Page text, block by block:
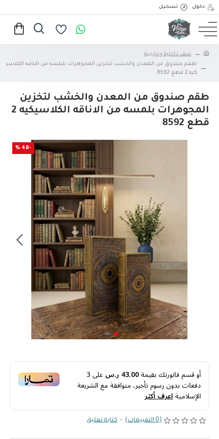
دخول تسجيل
تحف داخلية وخارجية
طقم صندوق من المعدن والخشب لتخزين المجوهرات بلمسه من الاناقه الكلاسي
كيه 2 قطع 8592
طقم صندوق من المعدن والخشب لتخزين
المجوهرات بلمسه من الاناقه الكلاسيكيه 2
قطع 8592
-48 %
أو قسم فاتورتك بقيمة43.00 ر.س على3
دفعات بدون رسوم تأخير، متوافقة مع الشريعة
الإسلاميةاعرف أكثر
(0 التقييمات) - كتابة تعليق